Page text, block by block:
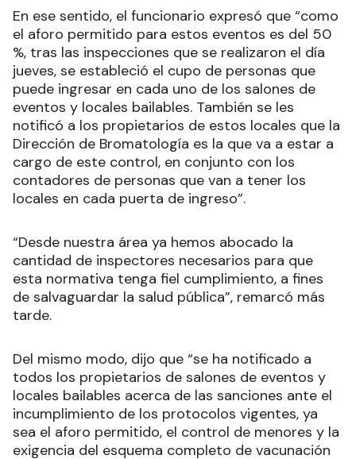
En ese sentido, el funcionario expresó que “como
el aforo permitido para estos eventos es del 50
%, tras las inspecciones que se realizaron el día
jueves, se estableció el cupo de personas que
puede ingresar en cada uno de los salones de
eventos y locales bailables. También se les
notificó a los propietarios de estos locales que la
Dirección de Bromatología es la que va a estar a
cargo de este control, en conjunto con los
contadores de personas que van a tener los
locales en cada puerta de ingreso”.
“Desde nuestra área ya hemos abocado la
cantidad de inspectores necesarios para que
esta normativa tenga fiel cumplimiento, a fines
de salvaguardar la salud pública”, remarcó más
tarde.
Del mismo modo, dijo que “se ha notificado a
todos los propietarios de salones de eventos y
locales bailables acerca de las sanciones ante el
incumplimiento de los protocolos vigentes, ya
sea el aforo permitido, el control de menores y la
exigencia del esquema completo de vacunación